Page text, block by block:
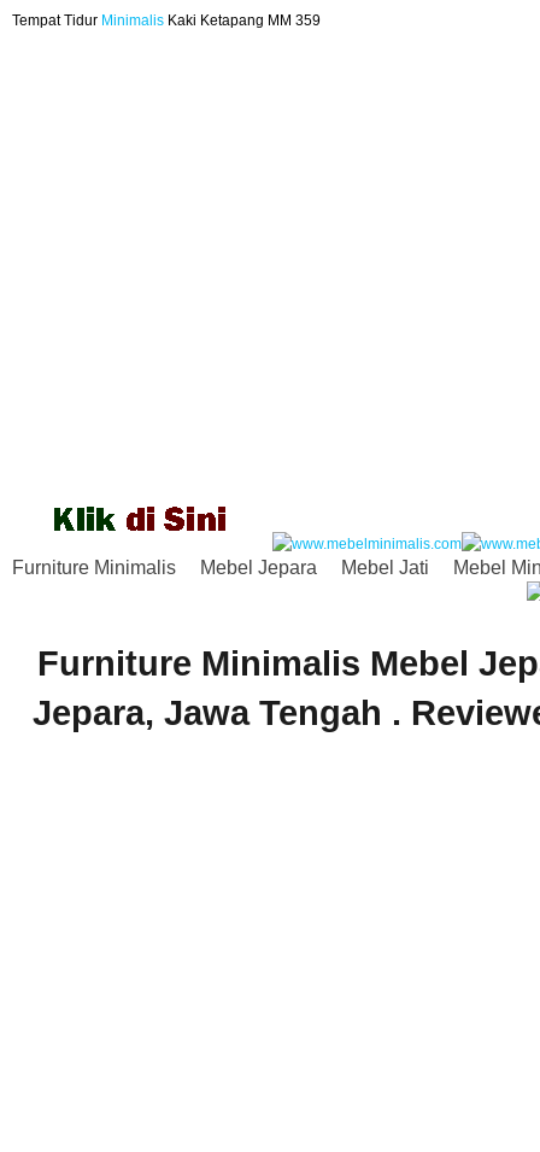
Tempat Tidur Minimalis Kaki Ketapang MM 359
Furniture Minimalis Mebel Jepara Mebel Jati Mebel
Furniture Minimalis Mebel
Jepara, Jawa Tengah .